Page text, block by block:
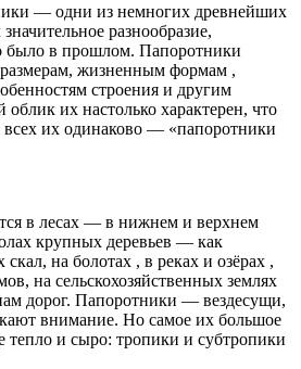
— одни из немногих древнейших
разнообразие,
было в прошлом. Папоротники
жизненным формам ,
строения и другим
их настолько характерен, что
их одинаково — «папоротники
в лесах — в нижнем и верхнем
крупных деревьев — как
на болотах , в реках и озёрах ,
на сельскохозяйственных землях
дорог. Папоротники — вездесущи,
внимание. Но самое их большое
тепло и сыро: тропики и субтропики